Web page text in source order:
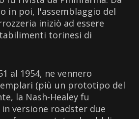
in poi, l'assemblaggio del
iniziò ad essere
torinesi di
al 1954, ne vennero
(più un prototipo del
la Nash-Healey fu
versione roadster due